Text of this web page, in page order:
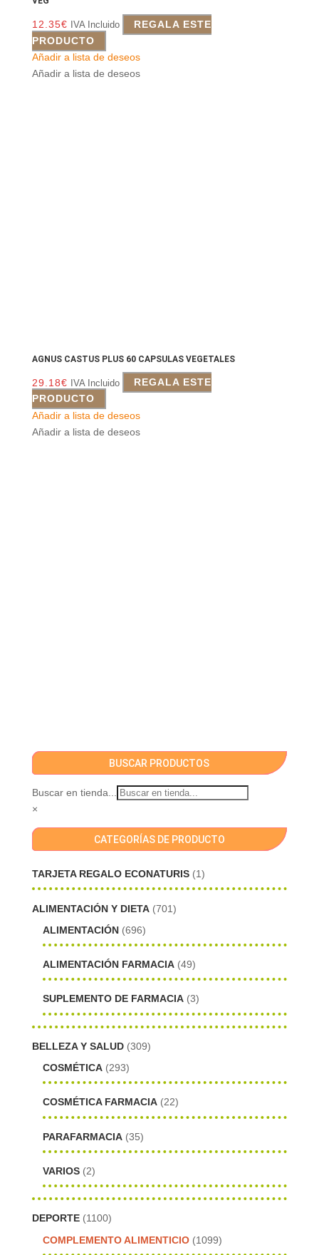
12.35€ IVA Incluido
REGALA ESTE
PRODUCTO
Añadir a lista de deseos
Añadir a lista de deseos
AGNUS CASTUS PLUS 60 CAPSULAS VEGETALES
29.18€ IVA Incluido
REGALA ESTE
PRODUCTO
Añadir a lista de deseos
Añadir a lista de deseos
BUSCAR PRODUCTOS
Buscar en tienda...
×
CATEGORÍAS DE PRODUCTO
TARJETA REGALO ECONATURIS (1)
ALIMENTACIÓN Y DIETA (701)
ALIMENTACIÓN (696)
ALIMENTACIÓN FARMACIA (49)
SUPLEMENTO DE FARMACIA (3)
BELLEZA Y SALUD (309)
COSMÉTICA (293)
COSMÉTICA FARMACIA (22)
PARAFARMACIA (35)
VARIOS (2)
DEPORTE (1100)
COMPLEMENTO ALIMENTICIO (1099)